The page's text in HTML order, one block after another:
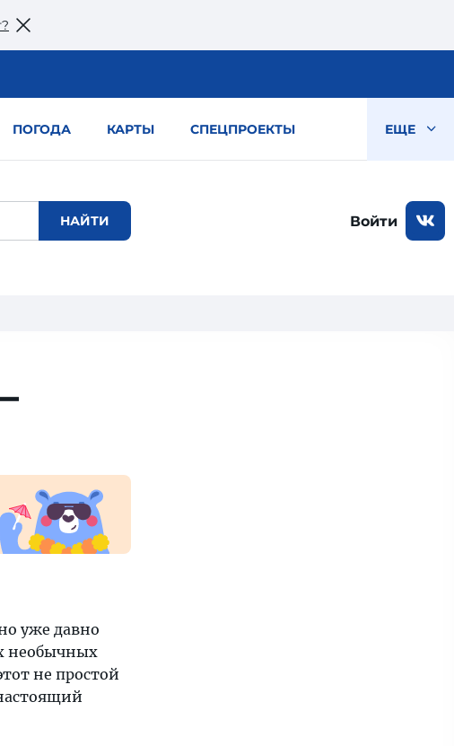
ПОГОДА КАРТЫ СПЕЦПРОЕКТЫ ЕЩЕ
Войти
уже давно
необычных
не простой